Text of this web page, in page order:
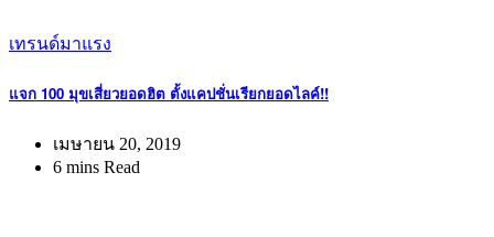
เทรนด์มาแรง
แจก 100 มุขเสี่ยวยอดฮิต ตั้งแคปชั่นเรียกยอดไลค์!!
เมษายน 20, 2019
6 mins Read